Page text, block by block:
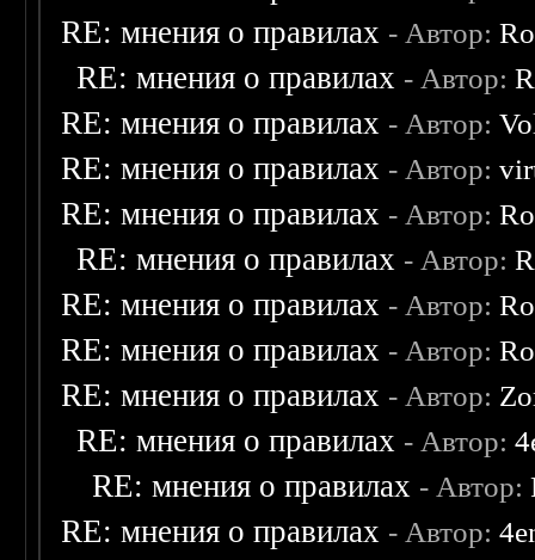
RE: мнения о правилах - Автор:
RE: мнения о правилах - Автор:
RE: мнения о правилах - Автор:
RE: мнения о правилах - Автор:
RE: мнения о правилах - Автор:
RE: мнения о правилах - Автор:
RE: мнения о правилах - Автор:
RE: мнения о правилах - Автор:
RE: мнения о правилах - Автор:
RE: мнения о правилах - Автор:
RE: мнения о правилах - Автор:
RE: мнения о правилах - Автор: